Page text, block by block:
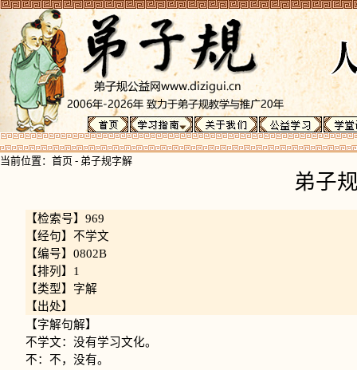
当前位置： 首页 - 弟子规字解
弟子
【检索号】969
【经句】不学文
【编号】0802B
【排列】1
【类型】字解
【出处】
【字解句解】
不学文：没有学习文化。
不：不，没有。